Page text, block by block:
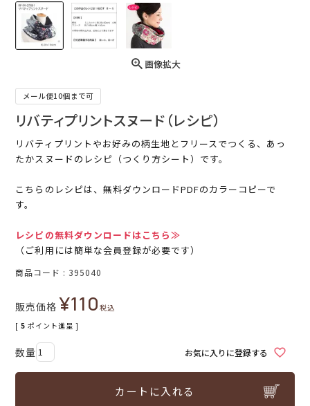
画像拡大
メール便10個まで可
リバティプリントスヌード（レシピ）
リバティプリントやお好みの柄生地とフリースでつくる、あっ
たかスヌードのレシピ（つくり方シート）です。
こちらのレシピは、無料ダウンロードPDFのカラーコピーで
す。
レシピの無料ダウンロードはこちら≫
（ご利用には簡単な会員登録が必要です）
商品コード 395040
販売価格 ¥110税込
[ 5 ポイント進呈 ]
お気に入りに登録する
カートに入れる